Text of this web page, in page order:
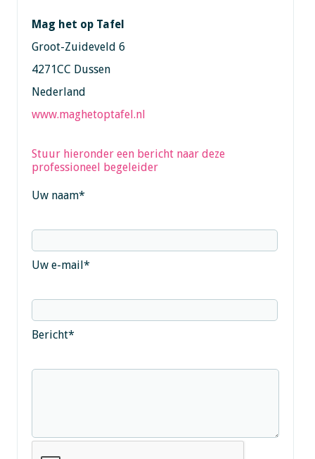
Mag het op Tafel
Groot-Zuideveld 6
4271CC Dussen
Nederland
www.maghetoptafel.nl
Stuur hieronder een bericht naar deze
professioneel begeleider
Uw naam*
Uw e-mail*
Bericht*